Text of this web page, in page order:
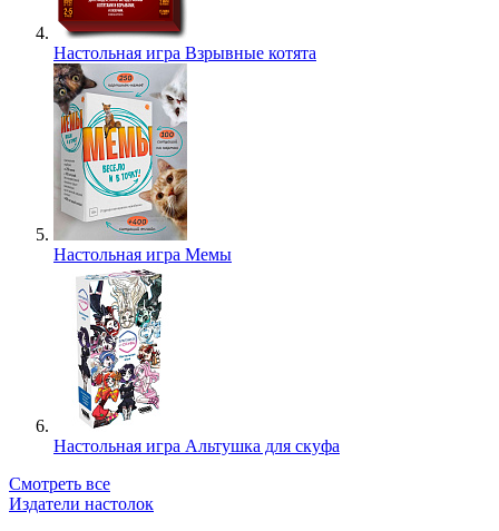
Настольная игра Взрывные котята
Настольная игра Мемы
Настольная игра Альтушка для скуфа
Смотреть все
Издатели настолок